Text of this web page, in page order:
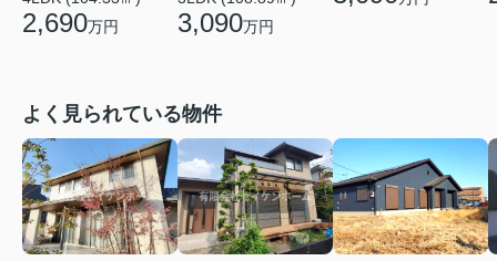
2,690万円 3,090万円
よく見られている物件